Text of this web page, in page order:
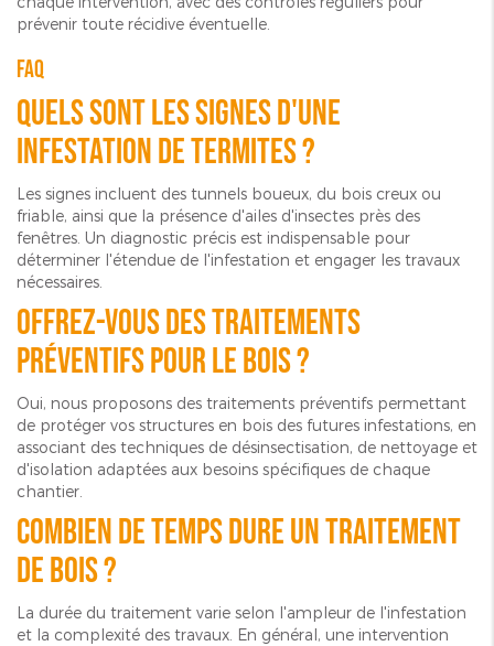
prévenir toute récidive éventuelle.
FAQ
Quels sont les signes d'une
infestation de termites ?
Les signes incluent des tunnels boueux, du bois creux ou
friable, ainsi que la présence d'ailes d'insectes près des
fenêtres. Un diagnostic précis est indispensable pour
déterminer l'étendue de l'infestation et engager les travaux
nécessaires.
Offrez-vous des traitements
préventifs pour le bois ?
Oui, nous proposons des traitements préventifs permettant
de protéger vos structures en bois des futures infestations, en
associant des techniques de désinsectisation, de nettoyage et
d'isolation adaptées aux besoins spécifiques de chaque
chantier.
Combien de temps dure un traitement
de bois ?
La durée du traitement varie selon l'ampleur de l'infestation
et la complexité des travaux. En général, une intervention